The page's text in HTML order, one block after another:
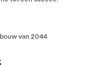
van 2044